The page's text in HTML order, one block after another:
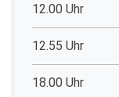
12.00 Uhr
12.55 Uhr
18.00 Uhr